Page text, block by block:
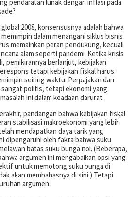
pendaratan lunak dengan inflasi pada
2008, konsensusnya adalah bahwa
dalam menangani siklus bisnis
memainkan peran pendukung, kecuali
alam seperti pandemi. Ketika krisis
pemikirannya berlanjut, kebijakan
tetapi kebijakan fiskal harus
seiring waktu. Perpajakan dan
politis, tetapi ekonomi yang
ini dalam keadaan darurat.
pandangan bahwa kebijakan fiskal
stabilisasi makroekonomi yang lebih
mendapatkan daya tarik yang
dipengaruhi oleh fakta bahwa suku
batas suku bunga nol. (Beberapa,
argumen ini mengabaikan opsi yang
untuk memotong suku bunga di
akan membahasnya di sini.) Tetapi
argumen.